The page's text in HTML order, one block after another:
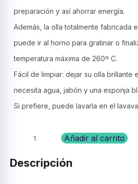
preparación y así ahorrar energía.
Además, la olla totalmente fabricada
puede ir al horno para gratinar o
temperatura máxima de 260º C.
Fácil de limpiar: dejar su olla brillante
necesita agua, jabón y una esponja
Si prefiere, puede lavarla en el
bateria
acero
Añadir al carrito
Descripción